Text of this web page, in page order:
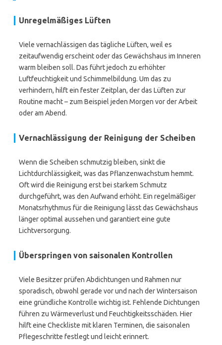
Unregelmäßiges Lüften
Viele vernachlässigen das tägliche Lüften, weil es
zeitaufwendig erscheint oder das Gewächshaus im Inneren
warm bleiben soll. Das führt jedoch zu erhöhter
Luftfeuchtigkeit und Schimmelbildung. Um das zu
verhindern, hilft ein fester Zeitplan, der das Lüften zur
Routine macht – zum Beispiel jeden Morgen vor der Arbeit
oder am Abend.
Vernachlässigung der Reinigung der Scheiben
Wenn die Scheiben schmutzig bleiben, sinkt die
Lichtdurchlässigkeit, was das Pflanzenwachstum hemmt.
Oft wird die Reinigung erst bei starkem Schmutz
durchgeführt, was den Aufwand erhöht. Ein regelmäßiger
Monatsrhythmus für die Reinigung lässt das Gewächshaus
länger optimal aussehen und garantiert eine gute
Lichtversorgung.
Überspringen von saisonalen Kontrollen
Viele Besitzer prüfen Abdichtungen und Rahmen nur
sporadisch, obwohl gerade vor und nach der Wintersaison
eine gründliche Kontrolle wichtig ist. Fehlende Dichtungen
führen zu Wärmeverlust und Feuchtigkeitsschäden. Hier
hilft eine Checkliste mit klaren Terminen, die saisonalen
Pflegeschritte festlegt und leicht erinnert.